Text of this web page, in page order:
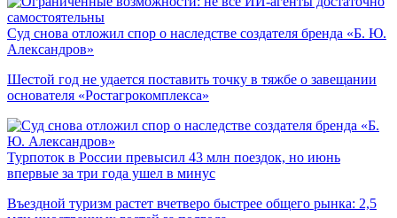
Суд снова отложил спор о наследстве создателя бренда «Б. Ю.
Александров»
Шестой год не удается поставить точку в тяжбе о завещании
основателя «Ростагрокомплекса»
Турпоток в России превысил 43 млн поездок, но июнь
впервые за три года ушел в минус
Въездной туризм растет вчетверо быстрее общего рынка: 2,5